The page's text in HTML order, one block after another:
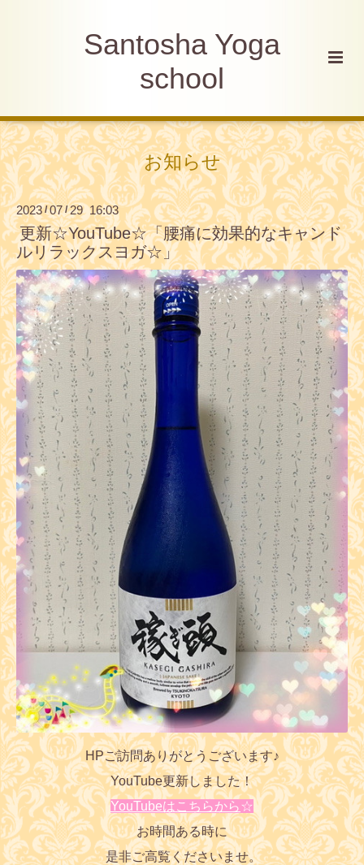
Santosha Yoga
school
お知らせ
2023/07/29 16:03
更新☆YouTube☆「腰痛に効果的なキャンド
ルリラックスヨガ☆」
HPご訪問ありがとうございます♪
YouTube更新しました！
YouTubeはこちらから☆
お時間ある時に
是非ご高覧くださいませ。